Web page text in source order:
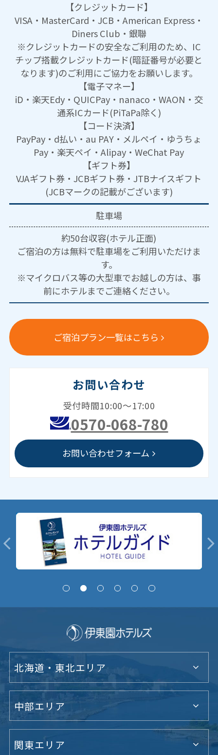
【クレジットカード】
VISA・MasterCard・JCB・American Express・
Diners Club・銀聯
※クレジットカードの安全なご利用のため、IC
チップ搭載クレジットカード(暗証番号が必要と
なります)のご利用にご協力をお願いします。
【電子マネー】
iD・楽天Edy・QUICPay・nanaco・WAON・交
通系ICカード(PiTaPa除く)
【コード決済】
PayPay・d払い・au PAY・メルペイ・ゆうちょ
Pay・楽天ペイ・Alipay・WeChat Pay
【ギフト券】
VJAギフト券・JCBギフト券・JTBナイスギフト
(JCBマークの記載がございます)
駐車場
約50台収容(ホテル正面)
ご宿泊の方は無料で駐車場をご利用いただけま
す。
※マイクロバス等の大型車でお越しの方は、事
前にホテルまでご連絡ください。
ご宿泊プラン一覧はこちら
お問い合わせ
受付時間10:00～17:00
0570-068-780
お問い合わせフォーム
北海道・東北エリア
中部エリア
関東エリア